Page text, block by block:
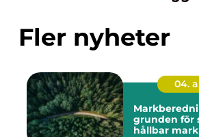
Fler nyheter
04.
grunden för
hållbar mark